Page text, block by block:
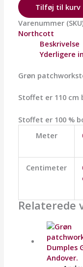
Tilføj til kurv
Varenummer
Northcott
Beskrivelse
Yderligere
Grøn
Stoffet er 110 cm
Stoffet er 100 %
Meter
Centimeter
Relaterede